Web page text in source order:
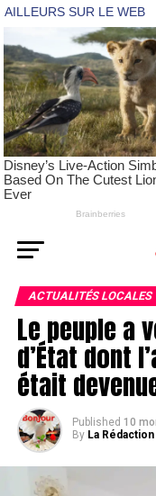
ACTUALITÉS LOCALES
Le peuple a
d’État dont
était
Published 10
By La Rédaction